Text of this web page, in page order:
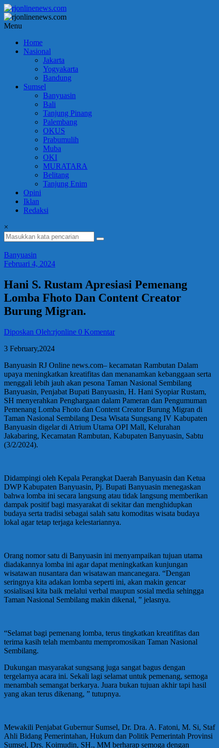
Lompat
ke
konten
rjonlinenews.com
Faktual
Berimbang
Terpercaya
Menu
Home
Nasional
Jakarta
Yogyakarta
Bandung
Sumsel
Banyuasin
Bali
Tanjung Pinang
Palembang
OKUS
Prabumulih
Muba
OKI
MURATARA
Belitang
Tanjung Enim
Opini
Iklan
Redaksi
×
Banyuasin
Februari 4, 2024
Hani S. Rustam Apresiasi Pemenang
Lomba Fhoto Dan Content Creator
Burung Migran.
Diposkan Oleh:rjonline 0 Komentar
3 February,2024
Banyuasin RJ Online news.com– kecamatan Rambutan Dalam
upaya meningkatkan kreatifitas dan menanamkan kebanggaan serta
menggali lebih jauh akan pesona Taman Nasional Sembilang
Banyuasin, Penjabat Bupati Banyuasin, H. Hani Syopiar Rustam,
SH menyerahkan Penghargaan dalam Pameran dan Pengumuman
Pemenang Lomba Fhoto dan Content Creator Burung Migran di
Taman Nasional Sembilang Desa Wisata Sungsang IV Kabupaten
Banyuasin digelar di Atrium Utama OPI Mall, Kelurahan
Jakabaring, Kecamatan Rambutan, Kabupaten Banyuasin, Sabtu
(3/2/2024).
Didampingi oleh Kepala Perangkat Daerah Banyuasin dan Ketua
DWP Kabupaten Banyuasin, Pj. Bupati Banyuasin menegaskan
bahwa lomba ini secara langsung atau tidak langsung memberikan
dampak positif bagi masyarakat di sekitar dan menghidupkan
budaya serta tradisi sebagai salah satu komoditas wisata budaya
lokal agar tetap terjaga kelestariannya.
Orang nomor satu di Banyuasin ini menyampaikan tujuan utama
diadakannya lomba ini agar dapat meningkatkan kunjungan
wisatawan nusantara dan wisatawan mancanegara. “Dengan
seringnya kita adakan lomba seperti ini, akan makin gencar
sosialisasi kita baik melalui verbal maupun sosial media sehingga
Taman Nasional Sembilang makin dikenal, ” jelasnya.
“Selamat bagi pemenang lomba, terus tingkatkan kreatifitas dan
terima kasih telah membantu mempromosikan Taman Nasional
Sembilang.
Dukungan masyarakat sungsang juga sangat bagus dengan
tergelarnya acara ini. Sekali lagi selamat untuk pemenang, semoga
menambah semangat berkarya. Juara bukan tujuan akhir tapi hasil
yang akan terus dikenang, ” tutupnya.
Mewakili Penjabat Gubernur Sumsel, Dr. Dra. A. Fatoni, M. Si, Staf
Ahli Bidang Pemerintahan, Hukum dan Politik Pemerintah Provinsi
Sumsel, Drs. Koimudin, SH., MM berharap semoga dengan